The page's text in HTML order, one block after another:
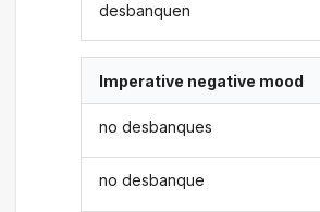
desbanquen
Imperative negative mood
no desbanques
no desbanque